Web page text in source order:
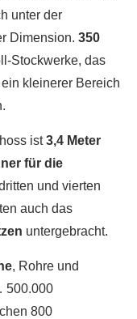
unter der
Dimension. 350
Stockwerke, das
kleinerer Bereich
ist3,4 Meter
für die
und vierten
auch das
untergebracht.
, Rohre und
500.000
800